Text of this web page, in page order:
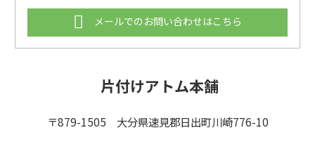
メールでのお問い合わせはこちら
片付けアトム本舗
〒879-1505 大分県速見郡日出町川崎776-10